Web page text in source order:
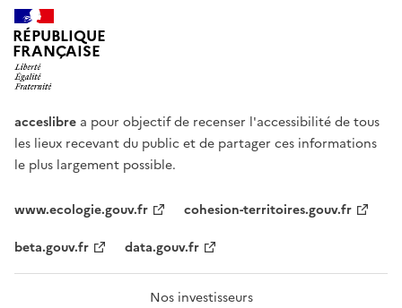
RÉPUBLIQUE
FRANÇAISE
acceslibre a pour objectif de recenser l'accessibilité de tous
les lieux recevant du public et de partager ces informations
le plus largement possible.
www.ecologie.gouv.fr
cohesion-territoires.gouv.fr
beta.gouv.fr
data.gouv.fr
Nos investisseurs